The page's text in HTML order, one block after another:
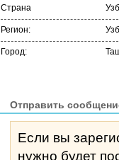
Страна
Регион:
Город:
Отправить
Если вы
нужно будет